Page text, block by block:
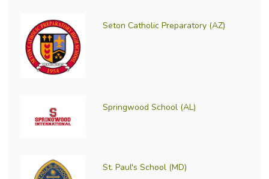
Seton Catholic Preparatory (AZ)
Springwood School (AL)
St. Paul's School (MD)